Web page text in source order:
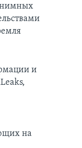
и
на